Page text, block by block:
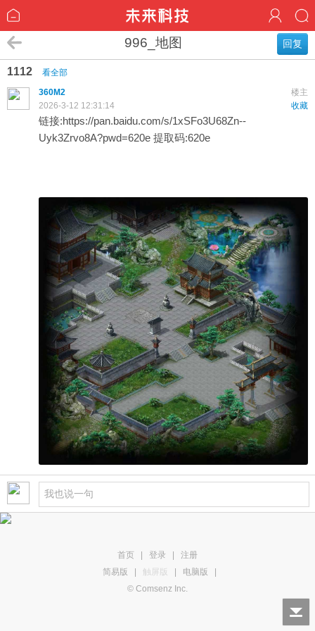
回复
996_地图
1112
看全部
楼主
360M2
收藏
2026-3-12 12:31:14
链接:https://pan.baidu.com/s/1xSFo3U68Zn--
Uyk3Zrvo8A?pwd=620e 提取码:620e
首页 | 登录 |
注册
简易版
| 触屏版 | 电脑版
|
© Comsenz Inc.